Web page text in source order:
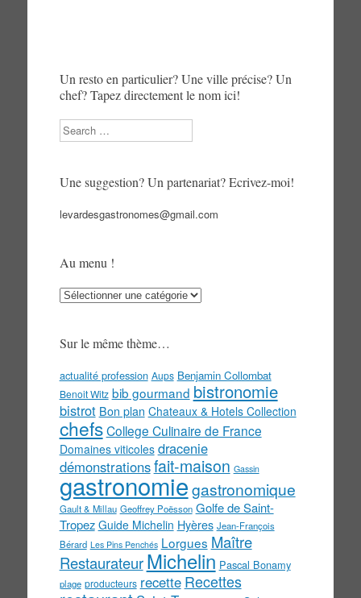
Un resto en particulier? Une ville précise? Un
chef? Tapez directement le nom ici!
Search
Une suggestion? Un partenariat? Ecrivez-moi!
levardesgastronomes@gmail.com
Au menu !
Au
Sur le même thème…
actualité profession Aups Benjamin Collombat
Benoit Witz bib gourmand bistronomie
bistrot Bon plan Chateaux & Hotels Collection
chefs College Culinaire de France
Domaines viticoles dracenie
démonstrationsfait-maison Gassin
gastronomiegastronomique
Gault & Millau Geoffrey Poësson Golfe de Saint-
Tropez Guide Michelin Hyères Jean-François
Bérard Les Pins Penchés Lorgues Maître
Restaurateur Michelin Pascal Bonamy
plage producteurs recette Recettes